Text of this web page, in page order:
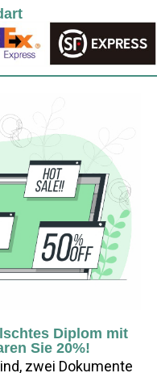
Diplom mit
Sie 20%!
zwei Dokumente